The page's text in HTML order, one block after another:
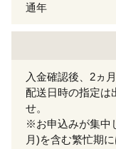
通年
入金確認後、2ヵ
配送日時の指定は
せ。
※お申込みが集中
月)を含む繁忙期